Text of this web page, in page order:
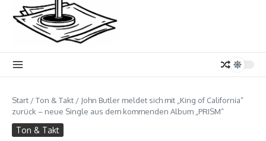
Start /Ton & Takt / John Butler meldet sich mit „King of California“
zurück – neue Single aus dem kommenden Album „PRISM“
Ton & Takt